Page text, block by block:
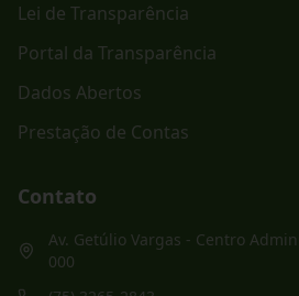
Lei de Transparência
Portal da Transparência
Dados Abertos
Prestação de Contas
Contato
Av. Getúlio Vargas - Centro
000